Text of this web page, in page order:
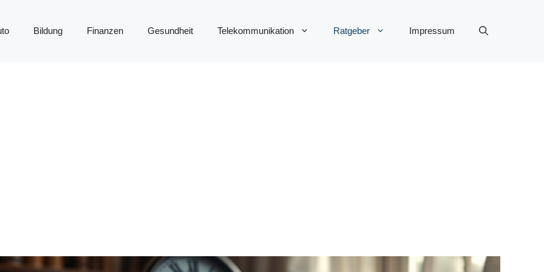
Bildung Finanzen Gesundheit Telekommunikation Ratgeber Impressum